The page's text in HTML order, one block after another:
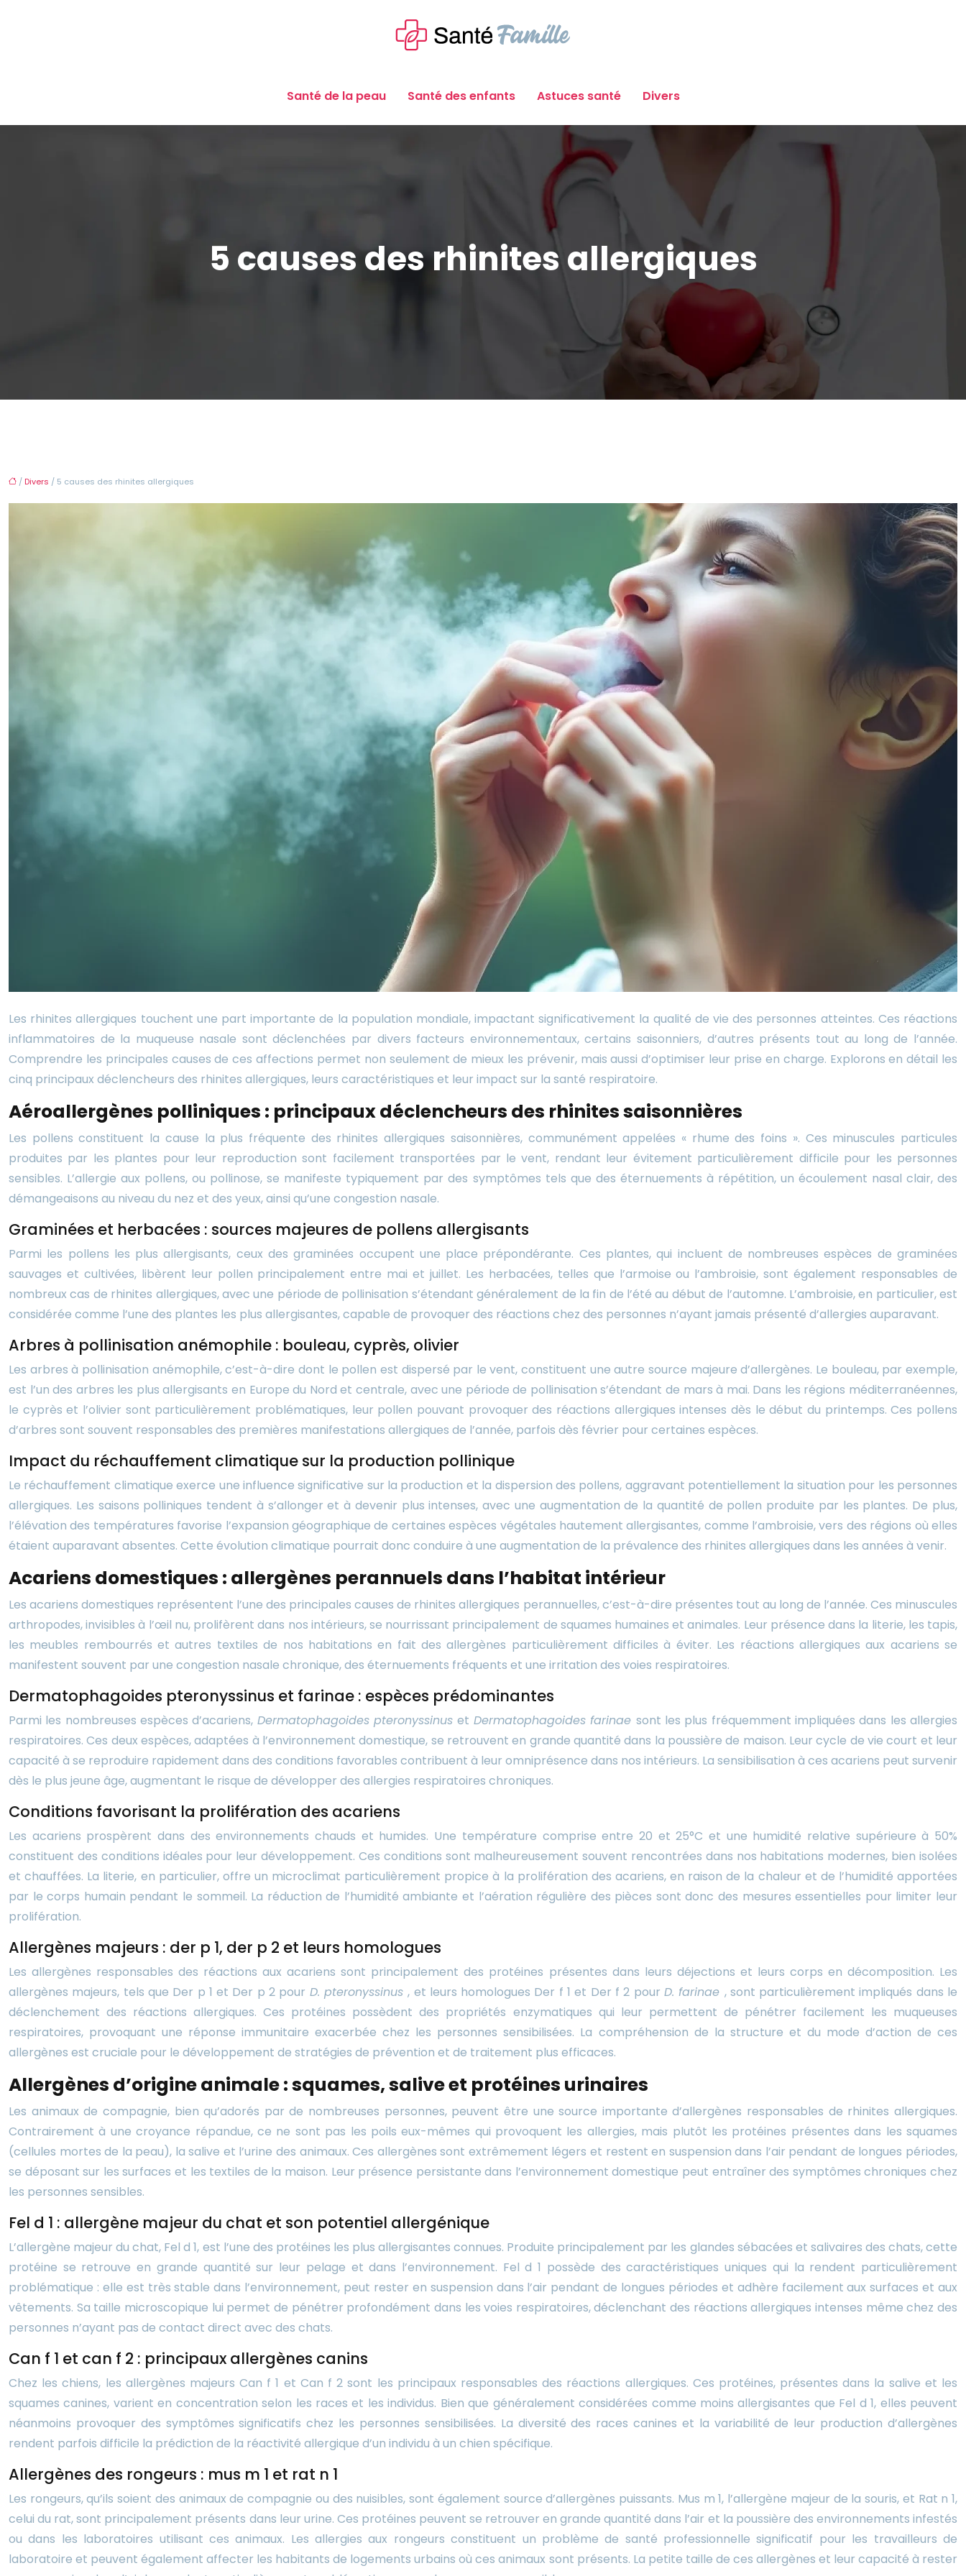
Santé de la peau Santé des enfants Astuces santé Divers
5 causes des rhinites allergiques
/ Divers / 5 causes des rhinites allergiques
Les rhinites allergiques touchent une part importante de la population mondiale, impactant significativement la qualité de vie des personnes atteintes. Ces réactions
inflammatoires de la muqueuse nasale sont déclenchées par divers facteurs environnementaux, certains saisonniers, d’autres présents tout au long de l’année.
Comprendre les principales causes de ces affections permet non seulement de mieux les prévenir, mais aussi d’optimiser leur prise en charge. Explorons en détail les
cinq principaux déclencheurs des rhinites allergiques, leurs caractéristiques et leur impact sur la santé respiratoire.
Aéroallergènes polliniques : principaux déclencheurs des rhinites saisonnières
Les pollens constituent la cause la plus fréquente des rhinites allergiques saisonnières, communément appelées « rhume des foins ». Ces minuscules particules
produites par les plantes pour leur reproduction sont facilement transportées par le vent, rendant leur évitement particulièrement difficile pour les personnes
sensibles. L’allergie aux pollens, ou pollinose, se manifeste typiquement par des symptômes tels que des éternuements à répétition, un écoulement nasal clair, des
démangeaisons au niveau du nez et des yeux, ainsi qu’une congestion nasale.
Graminées et herbacées : sources majeures de pollens allergisants
Parmi les pollens les plus allergisants, ceux des graminées occupent une place prépondérante. Ces plantes, qui incluent de nombreuses espèces de graminées
sauvages et cultivées, libèrent leur pollen principalement entre mai et juillet. Les herbacées, telles que l’armoise ou l’ambroisie, sont également responsables de
nombreux cas de rhinites allergiques, avec une période de pollinisation s’étendant généralement de la fin de l’été au début de l’automne. L’ambroisie, en particulier, est
considérée comme l’une des plantes les plus allergisantes, capable de provoquer des réactions chez des personnes n’ayant jamais présenté d’allergies auparavant.
Arbres à pollinisation anémophile : bouleau, cyprès, olivier
Les arbres à pollinisation anémophile, c’est-à-dire dont le pollen est dispersé par le vent, constituent une autre source majeure d’allergènes. Le bouleau, par exemple,
est l’un des arbres les plus allergisants en Europe du Nord et centrale, avec une période de pollinisation s’étendant de mars à mai. Dans les régions méditerranéennes,
le cyprès et l’olivier sont particulièrement problématiques, leur pollen pouvant provoquer des réactions allergiques intenses dès le début du printemps. Ces pollens
d’arbres sont souvent responsables des premières manifestations allergiques de l’année, parfois dès février pour certaines espèces.
Impact du réchauffement climatique sur la production pollinique
Le réchauffement climatique exerce une influence significative sur la production et la dispersion des pollens, aggravant potentiellement la situation pour les personnes
allergiques. Les saisons polliniques tendent à s’allonger et à devenir plus intenses, avec une augmentation de la quantité de pollen produite par les plantes. De plus,
l’élévation des températures favorise l’expansion géographique de certaines espèces végétales hautement allergisantes, comme l’ambroisie, vers des régions où elles
étaient auparavant absentes. Cette évolution climatique pourrait donc conduire à une augmentation de la prévalence des rhinites allergiques dans les années à venir.
Acariens domestiques : allergènes perannuels dans l’habitat intérieur
Les acariens domestiques représentent l’une des principales causes de rhinites allergiques perannuelles, c’est-à-dire présentes tout au long de l’année. Ces minuscules
arthropodes, invisibles à l’œil nu, prolifèrent dans nos intérieurs, se nourrissant principalement de squames humaines et animales. Leur présence dans la literie, les tapis,
les meubles rembourrés et autres textiles de nos habitations en fait des allergènes particulièrement difficiles à éviter. Les réactions allergiques aux acariens se
manifestent souvent par une congestion nasale chronique, des éternuements fréquents et une irritation des voies respiratoires.
Dermatophagoides pteronyssinus et farinae : espèces prédominantes
Parmi les nombreuses espèces d’acariens, Dermatophagoides pteronyssinuset Dermatophagoides farinae sont les plus fréquemment impliquées dans les allergies
respiratoires. Ces deux espèces, adaptées à l’environnement domestique, se retrouvent en grande quantité dans la poussière de maison. Leur cycle de vie court et leur
capacité à se reproduire rapidement dans des conditions favorables contribuent à leur omniprésence dans nos intérieurs. La sensibilisation à ces acariens peut survenir
dès le plus jeune âge, augmentant le risque de développer des allergies respiratoires chroniques.
Conditions favorisant la prolifération des acariens
Les acariens prospèrent dans des environnements chauds et humides. Une température comprise entre 20 et 25°C et une humidité relative supérieure à 50%
constituent des conditions idéales pour leur développement. Ces conditions sont malheureusement souvent rencontrées dans nos habitations modernes, bien isolées
et chauffées. La literie, en particulier, offre un microclimat particulièrement propice à la prolifération des acariens, en raison de la chaleur et de l’humidité apportées
par le corps humain pendant le sommeil. La réduction de l’humidité ambiante et l’aération régulière des pièces sont donc des mesures essentielles pour limiter leur
prolifération.
Allergènes majeurs : der p 1, der p 2 et leurs homologues
Les allergènes responsables des réactions aux acariens sont principalement des protéines présentes dans leurs déjections et leurs corps en décomposition. Les
allergènes majeurs, tels que Der p 1 et Der p 2 pour D. pteronyssinus, et leurs homologues Der f 1 et Der f 2 pour D. farinae , sont particulièrement impliqués dans le
déclenchement des réactions allergiques. Ces protéines possèdent des propriétés enzymatiques qui leur permettent de pénétrer facilement les muqueuses
respiratoires, provoquant une réponse immunitaire exacerbée chez les personnes sensibilisées. La compréhension de la structure et du mode d’action de ces
allergènes est cruciale pour le développement de stratégies de prévention et de traitement plus efficaces.
Allergènes d’origine animale : squames, salive et protéines urinaires
Les animaux de compagnie, bien qu’adorés par de nombreuses personnes, peuvent être une source importante d’allergènes responsables de rhinites allergiques.
Contrairement à une croyance répandue, ce ne sont pas les poils eux-mêmes qui provoquent les allergies, mais plutôt les protéines présentes dans les squames
(cellules mortes de la peau), la salive et l’urine des animaux. Ces allergènes sont extrêmement légers et restent en suspension dans l’air pendant de longues périodes,
se déposant sur les surfaces et les textiles de la maison. Leur présence persistante dans l’environnement domestique peut entraîner des symptômes chroniques chez
les personnes sensibles.
Fel d 1 : allergène majeur du chat et son potentiel allergénique
L’allergène majeur du chat, Fel d 1, est l’une des protéines les plus allergisantes connues. Produite principalement par les glandes sébacées et salivaires des chats, cette
protéine se retrouve en grande quantité sur leur pelage et dans l’environnement. Fel d 1 possède des caractéristiques uniques qui la rendent particulièrement
problématique : elle est très stable dans l’environnement, peut rester en suspension dans l’air pendant de longues périodes et adhère facilement aux surfaces et aux
vêtements. Sa taille microscopique lui permet de pénétrer profondément dans les voies respiratoires, déclenchant des réactions allergiques intenses même chez des
personnes n’ayant pas de contact direct avec des chats.
Can f 1 et can f 2 : principaux allergènes canins
Chez les chiens, les allergènes majeurs Can f 1 et Can f 2 sont les principaux responsables des réactions allergiques. Ces protéines, présentes dans la salive et les
squames canines, varient en concentration selon les races et les individus. Bien que généralement considérées comme moins allergisantes que Fel d 1, elles peuvent
néanmoins provoquer des symptômes significatifs chez les personnes sensibilisées. La diversité des races canines et la variabilité de leur production d’allergènes
rendent parfois difficile la prédiction de la réactivité allergique d’un individu à un chien spécifique.
Allergènes des rongeurs : mus m 1 et rat n 1
Les rongeurs, qu’ils soient des animaux de compagnie ou des nuisibles, sont également source d’allergènes puissants. Mus m 1, l’allergène majeur de la souris, et Rat n 1,
celui du rat, sont principalement présents dans leur urine. Ces protéines peuvent se retrouver en grande quantité dans l’air et la poussière des environnements infestés
ou dans les laboratoires utilisant ces animaux. Les allergies aux rongeurs constituent un problème de santé professionnelle significatif pour les travailleurs de
laboratoire et peuvent également affecter les habitants de logements urbains où ces animaux sont présents. La petite taille de ces allergènes et leur capacité à rester